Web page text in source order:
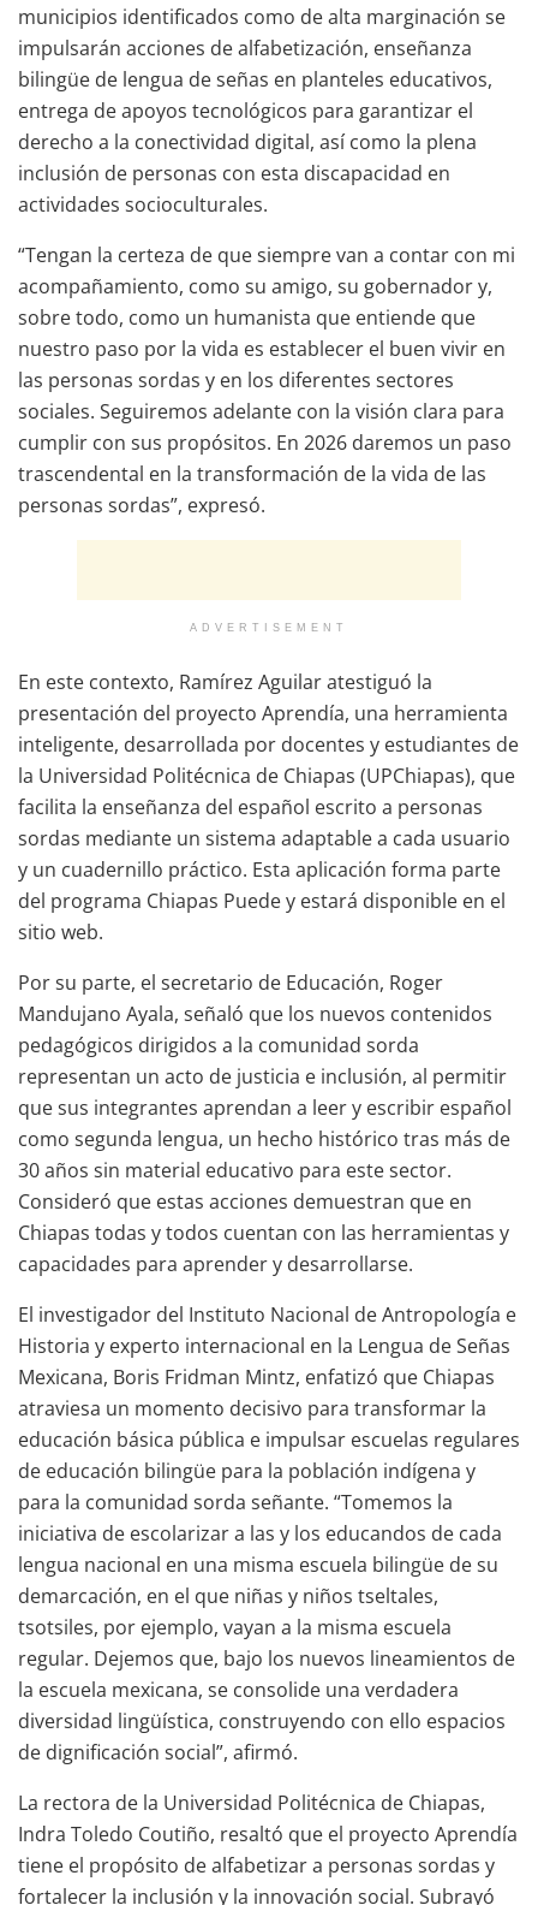
municipios identificados como de alta marginación se
impulsarán acciones de alfabetización, enseñanza
bilingüe de lengua de señas en planteles educativos,
entrega de apoyos tecnológicos para garantizar el
derecho a la conectividad digital, así como la plena
inclusión de personas con esta discapacidad en
actividades socioculturales.
“Tengan la certeza de que siempre van a contar con mi
acompañamiento, como su amigo, su gobernador y,
sobre todo, como un humanista que entiende que
nuestro paso por la vida es establecer el buen vivir en
las personas sordas y en los diferentes sectores
sociales. Seguiremos adelante con la visión clara para
cumplir con sus propósitos. En 2026 daremos un paso
trascendental en la transformación de la vida de las
personas sordas”, expresó.
ADVERTISEMENT
En este contexto, Ramírez Aguilar atestiguó la
presentación del proyecto Aprendía, una herramienta
inteligente, desarrollada por docentes y estudiantes de
la Universidad Politécnica de Chiapas (UPChiapas), que
facilita la enseñanza del español escrito a personas
sordas mediante un sistema adaptable a cada usuario
y un cuadernillo práctico. Esta aplicación forma parte
del programa Chiapas Puede y estará disponible en el
sitio web.
Por su parte, el secretario de Educación, Roger
Mandujano Ayala, señaló que los nuevos contenidos
pedagógicos dirigidos a la comunidad sorda
representan un acto de justicia e inclusión, al permitir
que sus integrantes aprendan a leer y escribir español
como segunda lengua, un hecho histórico tras más de
30 años sin material educativo para este sector.
Consideró que estas acciones demuestran que en
Chiapas todas y todos cuentan con las herramientas y
capacidades para aprender y desarrollarse.
El investigador del Instituto Nacional de Antropología e
Historia y experto internacional en la Lengua de Señas
Mexicana, Boris Fridman Mintz, enfatizó que Chiapas
atraviesa un momento decisivo para transformar la
educación básica pública e impulsar escuelas regulares
de educación bilingüe para la población indígena y
para la comunidad sorda señante. “Tomemos la
iniciativa de escolarizar a las y los educandos de cada
lengua nacional en una misma escuela bilingüe de su
demarcación, en el que niñas y niños tseltales,
tsotsiles, por ejemplo, vayan a la misma escuela
regular. Dejemos que, bajo los nuevos lineamientos de
la escuela mexicana, se consolide una verdadera
diversidad lingüística, construyendo con ello espacios
de dignificación social”, afirmó.
La rectora de la Universidad Politécnica de Chiapas,
Indra Toledo Coutiño, resaltó que el proyecto Aprendía
tiene el propósito de alfabetizar a personas sordas y
fortalecer la inclusión y la innovación social. Subrayó